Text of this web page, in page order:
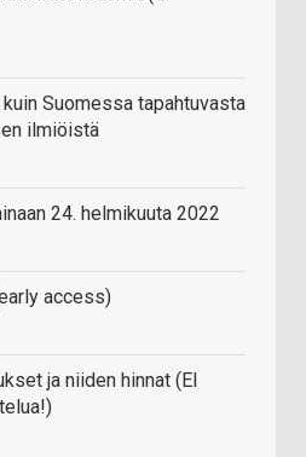
Suomessa tapahtuvasta
ilmiöistä
24. helmikuuta 2022
access)
ja niiden hinnat (EI